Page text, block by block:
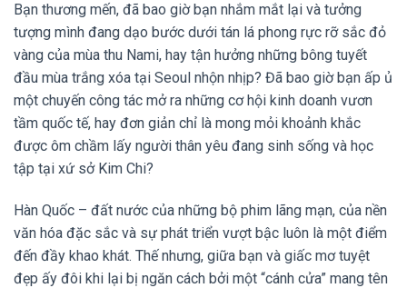
Bạn thương mến, đã bao giờ bạn nhắm mắt lại và tưởng
tượng mình đang dạo bước dưới tán lá phong rực rỡ sắc đỏ
vàng của mùa thu Nami, hay tận hưởng những bông tuyết
đầu mùa trắng xóa tại Seoul nhộn nhịp? Đã bao giờ bạn ấp ủ
một chuyến công tác mở ra những cơ hội kinh doanh vươn
tầm quốc tế, hay đơn giản chỉ là mong mỏi khoảnh khắc
được ôm chầm lấy người thân yêu đang sinh sống và học
tập tại xứ sở Kim Chi?
Hàn Quốc – đất nước của những bộ phim lãng mạn, của nền
văn hóa đặc sắc và sự phát triển vượt bậc luôn là một điểm
đến đầy khao khát. Thế nhưng, giữa bạn và giấc mơ tuyệt
đẹp ấy đôi khi lại bị ngăn cách bởi một “cánh cửa” mang tên